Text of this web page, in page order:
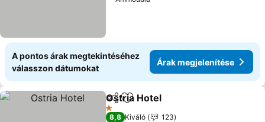
A pontos árak megtekintéséhez
válasszon dátumokat
Árak megjelenítése
Megosztás
Hozzáadás a kedvencekhez
Ostria Hotel
1 Kategória
8,8 Kiváló
123